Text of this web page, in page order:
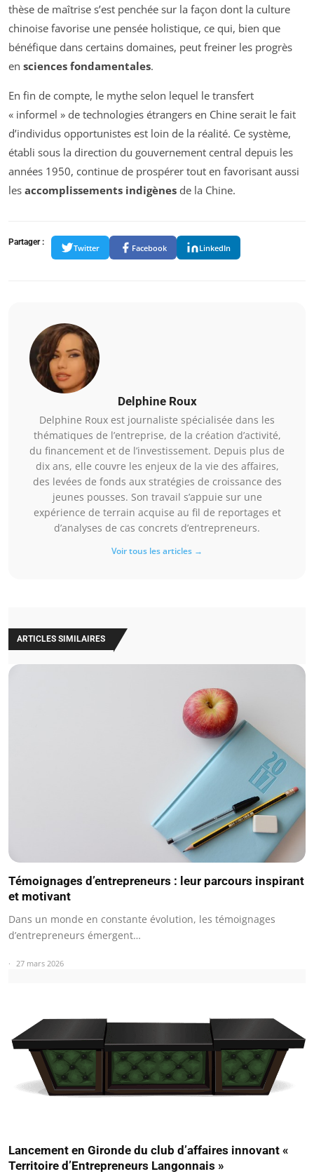
thèse de maîtrise s’est penchée sur la façon dont la culture
chinoise favorise une pensée holistique, ce qui, bien que
bénéfique dans certains domaines, peut freiner les progrès
en sciences fondamentales.
En fin de compte, le mythe selon lequel le transfert
« informel » de technologies étrangers en Chine serait le fait
d’individus opportunistes est loin de la réalité. Ce système,
établi sous la direction du gouvernement central depuis les
années 1950, continue de prospérer tout en favorisant aussi
les accomplissements indigènes de la Chine.
Partager :
Twitter Facebook LinkedIn
Delphine Roux
Delphine Roux est journaliste spécialisée dans les
thématiques de l’entreprise, de la création d’activité,
du financement et de l’investissement. Depuis plus de
dix ans, elle couvre les enjeux de la vie des affaires,
des levées de fonds aux stratégies de croissance des
jeunes pousses. Son travail s’appuie sur une
expérience de terrain acquise au fil de reportages et
d’analyses de cas concrets d’entrepreneurs.
Voir tous les articles →
ARTICLES SIMILAIRES
Témoignages d’entrepreneurs : leur parcours inspirant
et motivant
Dans un monde en constante évolution, les témoignages
d’entrepreneurs émergent…
27 mars 2026
Lancement en Gironde du club d’affaires innovant «
Territoire d’Entrepreneurs Langonnais »